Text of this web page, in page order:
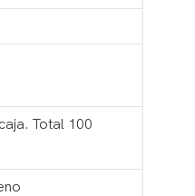
Total 100